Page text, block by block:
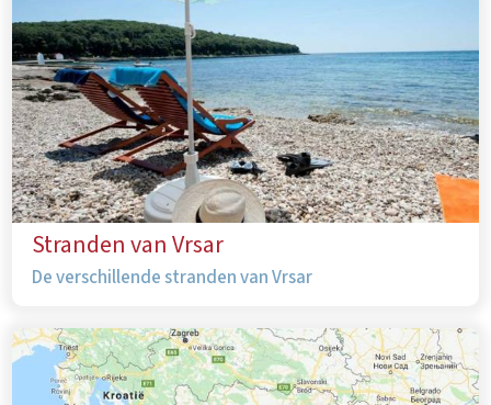
Stranden van Vrsar
De verschillende stranden van Vrsar